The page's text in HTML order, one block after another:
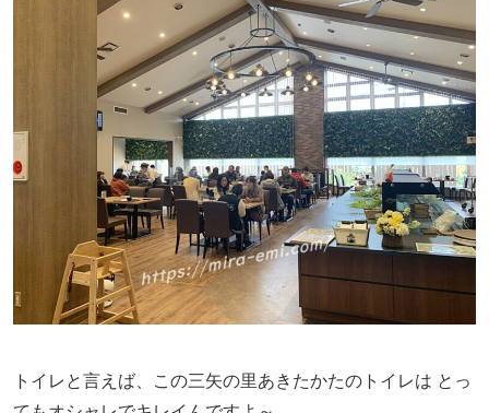
トイレと言えば、この三矢の里あきたかたのトイレは とっ